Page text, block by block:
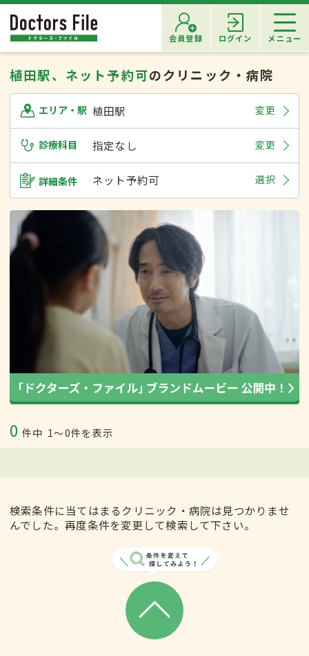
会員登録 ログイン メニュー
植田駅、ネット予約可のクリニック・病院
エリア・駅 植田駅 変更
診療科目 指定なし 変更
詳細条件 ネット予約可 選択
0 件中 1〜0件を表示
検索条件に当てはまるクリニック・病院は見つかりませ
んでした。再度条件を変更して検索して下さい。